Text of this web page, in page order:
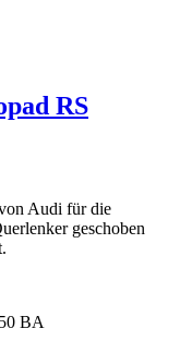
RS
Audi für die
geschoben
BA